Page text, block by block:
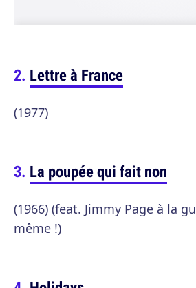
Lettre à France
(1977)
La poupée qui fait non
(1966) (feat. Jimmy Page à la
même !)